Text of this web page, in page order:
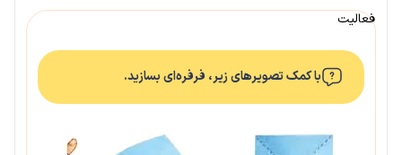
فعالیت
با کمک تصویرهای زیر، فرفره‌ای بسازید.